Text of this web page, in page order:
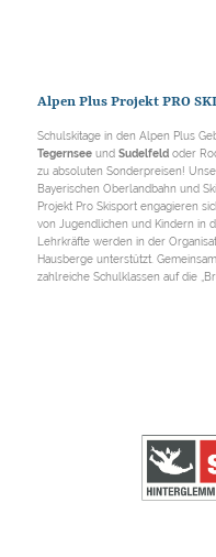
Alpen Plus Projekt PRO
Schulskitage in den Alpen Plus
Tegernsee und Sudelfeld oder
zu absoluten Sonderpreisen!
Bayerischen Oberlandbahn und
Projekt Pro Skisport engagieren
von Jugendlichen und Kindern in
Lehrkräfte werden in der
Hausberge unterstützt.
zahlreiche Schulklassen auf die